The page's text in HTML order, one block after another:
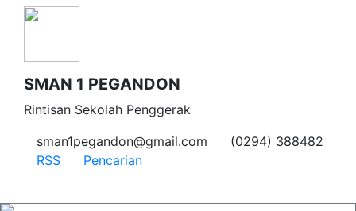
SMAN 1 PEGANDON
Rintisan Sekolah Penggerak
sman1pegandon@gmail.com
(0294) 388482
RSS
Pencarian